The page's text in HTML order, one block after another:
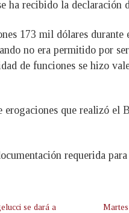
recibido la declaración
173 mil dólares
no era permitido por
de funciones se hizo
que realizó el
requerida
se dará a